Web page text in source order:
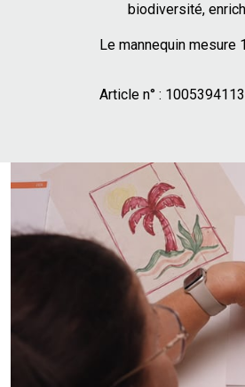
biodiversité,
Le mannequin mesure
Article n° :